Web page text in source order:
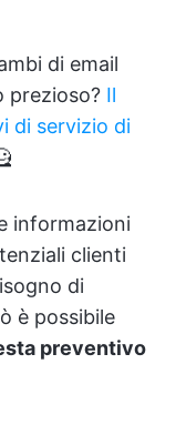
di email
prezioso? Il
di servizio di
informazioni
clienti
di
è possibile
preventivo